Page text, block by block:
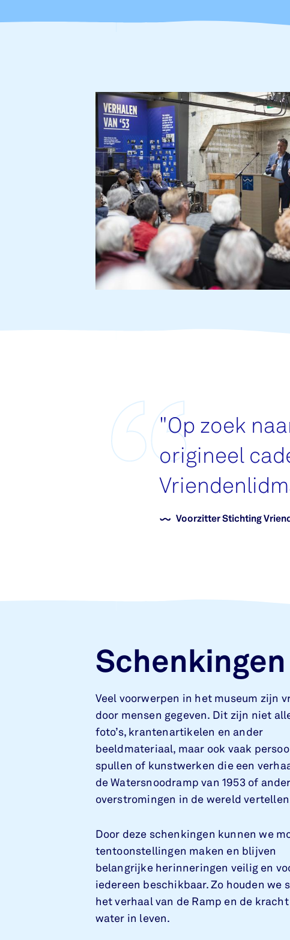
"Op zoek
origineel
Voorzitter Stichting
Schenkingen
Veel voorwerpen in het museum zijn
door mensen gegeven. Dit zijn niet
foto’s, krantenartikelen en ander
beeldmateriaal, maar ook vaak
spullen of kunstwerken die een
de Watersnoodramp van 1953 of
overstromingen in de wereld
Door deze schenkingen kunnen we
tentoonstellingen maken en blijven
belangrijke herinneringen veilig en
iedereen beschikbaar. Zo houden we
het verhaal van de Ramp en de kracht
water in leven.